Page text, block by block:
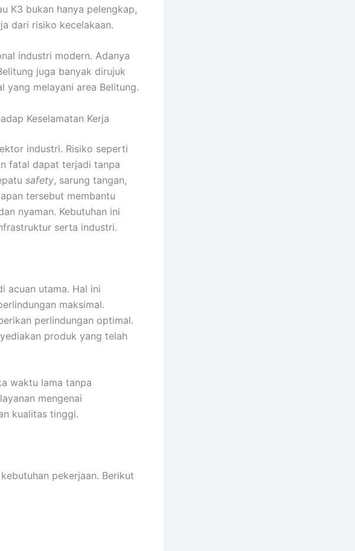
K3 bukan hanya pelengkap,
dari risiko kecelakaan.
industri modern. Adanya
juga banyak dirujuk
yang melayani area Belitung.
Keselamatan Kerja
industri. Risiko seperti
fatal dapat terjadi tanpa
safety, sarung tangan,
tersebut membantu
nyaman. Kebutuhan ini
serta industri.
acuan utama. Hal ini
maksimal.
perlindungan optimal.
produk yang telah
waktu lama tanpa
mengenai
kualitas tinggi.
pekerjaan. Berikut